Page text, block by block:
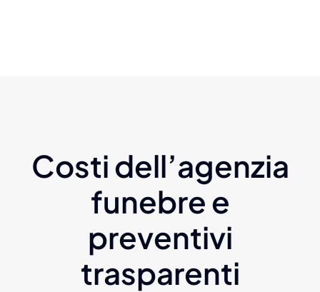
Costi dell’agenzia
funebre e
preventivi
trasparenti